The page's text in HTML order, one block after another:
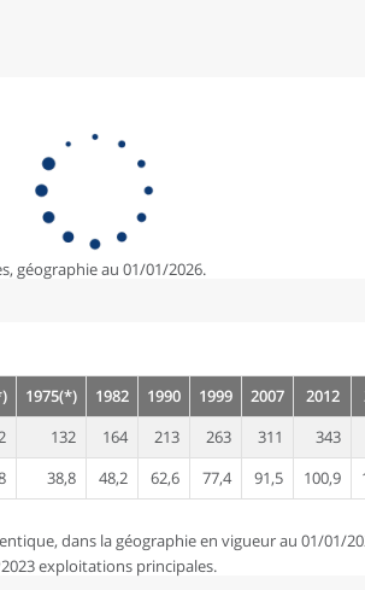
géographie au 01/01/2026.
1975(*) 1982 1990 1999 2007 2012
132 164 213 263 311
343
38,8 48,2 62,6 77,4 91,5 100,9
dans la géographie en vigueur au 01/01/
exploitations principales.